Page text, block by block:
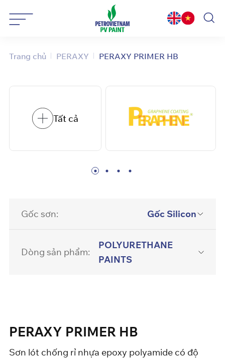
qua
dung
Trang chủ PERAXY PERAXY PRIMER HB
Tất cả
Gốc sơn: Gốc Silicon
Dòng sản phẩm:
POLYURETHANE
PAINTS
PERAXY PRIMER HB
Sơn lót chống rỉ nhựa epoxy polyamide có độ